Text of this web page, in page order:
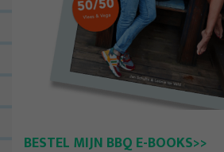
BESTEL MIJN BBQ E-BOOKS>>